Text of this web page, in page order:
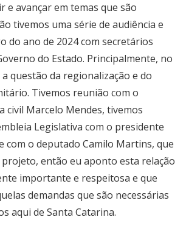
e avançar em temas que são
tivemos uma série de audiência e
do ano de 2024 com secretários
do Estado. Principalmente, no
questão da regionalização e do
Tivemos reunião com o
civil Marcelo Mendes, tivemos
Legislativa com o presidente
com o deputado Camilo Martins, que
então eu aponto esta relação
importante e respeitosa e que
demandas que são necessárias
aqui de Santa Catarina.